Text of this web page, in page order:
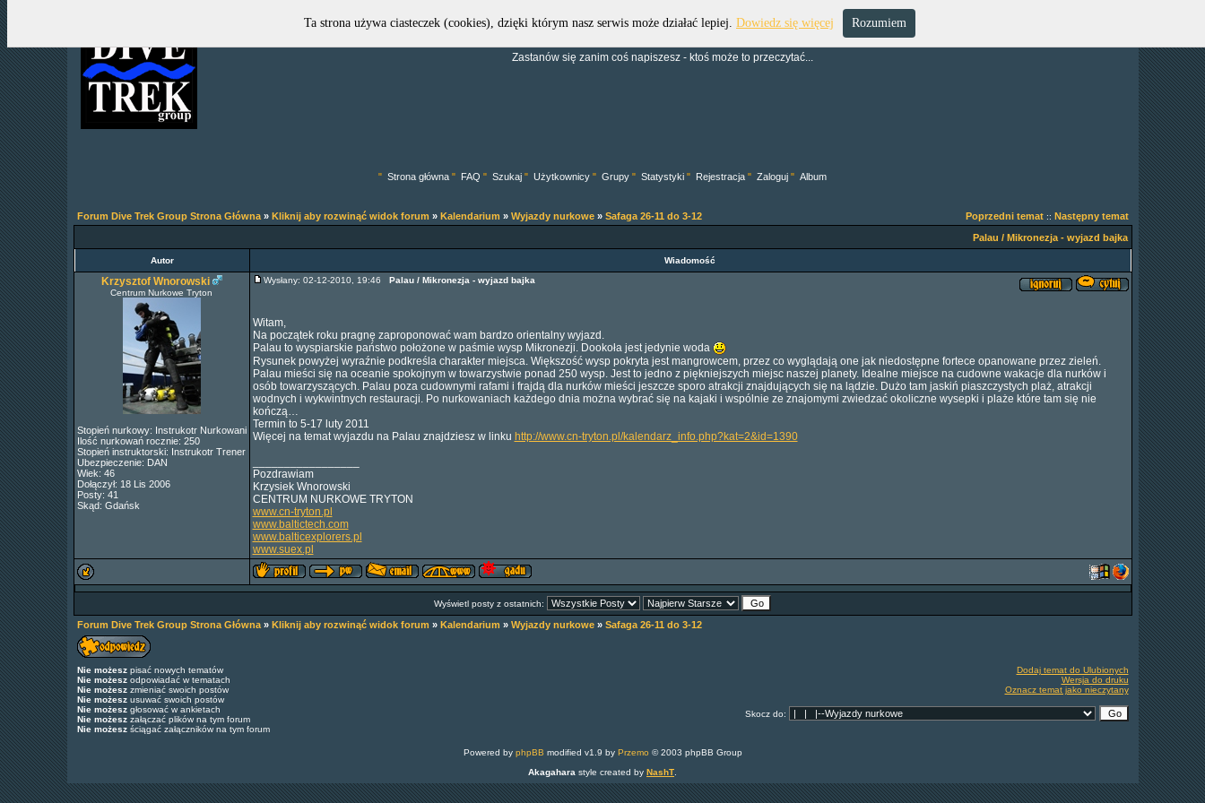
Forum Dive Trek Group
Zastanów się zanim coś napiszesz - ktoś może to przeczytać...
" Strona główna " FAQ " Szukaj " Użytkownicy " Grupy " Statystyki " Rejestracja " Zaloguj " Album
Forum Dive Trek Group Strona Główna» Kliknij aby rozwinąć widok forum » Kalendarium » Wyjazdy nurkowe» Safaga 26-11 do 3-12 Poprzedni temat:: Następny temat
Palau / Mikronezja - wyjazd bajka
Autor Wiadomość
Krzysztof Wnorowski
Centrum Nurkowe Tryton
Stopień nurkowy: Instrukotr Nurkowani
Ilość nurkowań rocznie: 250
Stopień instruktorski: Instrukotr Trener
Ubezpieczenie: DAN
Wiek: 46
Dołączył: 18 Lis 2006
Posty: 41
Skąd: Gdańsk
Wysłany: 02-12-2010, 19:46 Palau / Mikronezja - wyjazd bajka
Witam,
Na początek roku pragnę zaproponować wam bardzo orientalny wyjazd.
Palau to wyspiarskie państwo położone w paśmie wysp Mikronezji. Dookoła jest jedynie woda
Rysunek powyżej wyraźnie podkreśla charakter miejsca. Większość wysp pokryta jest mangrowcem, przez co wyglądają one jak niedostępne fortece opanowane przez zieleń.
Palau mieści się na oceanie spokojnym w towarzystwie ponad 250 wysp. Jest to jedno z piękniejszych miejsc naszej planety. Idealne miejsce na cudowne wakacje dla nurków i
osób towarzyszących. Palau poza cudownymi rafami i frajdą dla nurków mieści jeszcze sporo atrakcji znajdujących się na lądzie. Dużo tam jaskiń piaszczystych plaż, atrakcji
wodnych i wykwintnych restauracji. Po nurkowaniach każdego dnia można wybrać się na kajaki i wspólnie ze znajomymi zwiedzać okoliczne wysepki i plaże które tam się nie
kończą…
Termin to 5-17 luty 2011
Więcej na temat wyjazdu na Palau znajdziesz w linku http://www.cn-tryton.pl/kalendarz_info.php?kat=2&id=1390
Pozdrawiam
Krzysiek Wnorowski
CENTRUM NURKOWE TRYTON
www.cn-tryton.pl
www.baltictech.com
www.balticexplorers.pl
www.suex.pl
Wyświetl posty z ostatnich:
Forum Dive Trek Group Strona Główna» Kliknij aby rozwinąć widok forum » Kalendarium » Wyjazdy nurkowe» Safaga 26-11 do 3-12
Nie możeszpisać nowych tematów
Nie możeszodpowiadać w tematach
Nie możeszzmieniać swoich postów
Nie możeszusuwać swoich postów
Nie możeszgłosować w ankietach
Nie możeszzałączać plików na tym forum
Nie możeszściągać załączników na tym forum
Dodaj temat do Ulubionych
Wersja do druku
Oznacz temat jako nieczytany
Skocz do:
Powered by phpBB modified v1.9 by Przemo © 2003 phpBB Group
Akagahara style created by NashT
Ta strona używa ciasteczek (cookies), dzięki którym nasz serwis może działać lepiej. Dowiedz się więcej Rozumiem